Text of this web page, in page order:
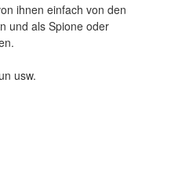
ihnen einfach von den
und als Spione oder
usw.